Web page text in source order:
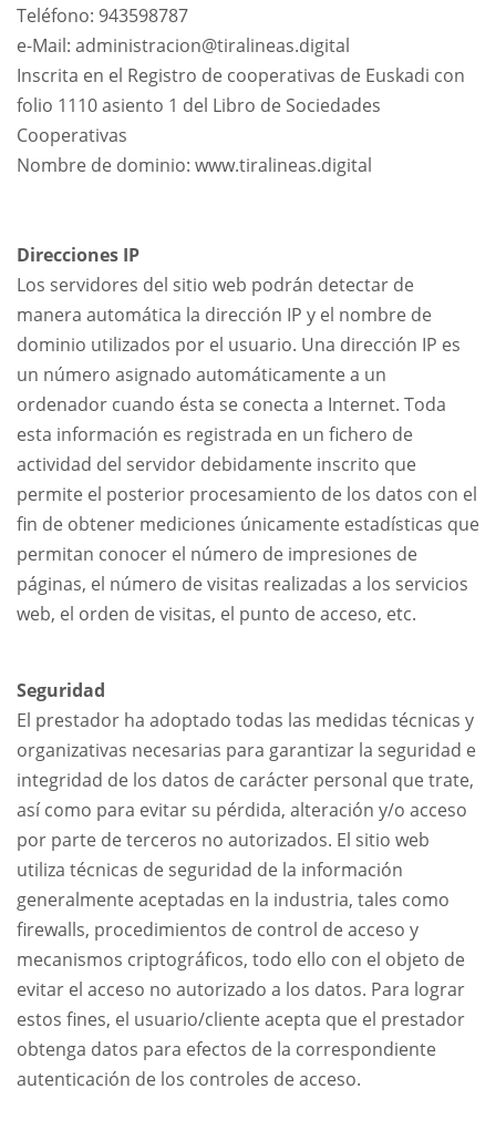
Teléfono: 943598787
e-Mail: administracion@tiralineas.digital
Inscrita en el Registro de cooperativas de Euskadi con
folio 1110 asiento 1 del Libro de Sociedades
Cooperativas
Nombre de dominio: www.tiralineas.digital
Direcciones IP
Los servidores del sitio web podrán detectar de
manera automática la dirección IP y el nombre de
dominio utilizados por el usuario. Una dirección IP es
un número asignado automáticamente a un
ordenador cuando ésta se conecta a Internet. Toda
esta información es registrada en un fichero de
actividad del servidor debidamente inscrito que
permite el posterior procesamiento de los datos con el
fin de obtener mediciones únicamente estadísticas que
permitan conocer el número de impresiones de
páginas, el número de visitas realizadas a los servicios
web, el orden de visitas, el punto de acceso, etc.
Seguridad
El prestador ha adoptado todas las medidas técnicas y
organizativas necesarias para garantizar la seguridad e
integridad de los datos de carácter personal que trate,
así como para evitar su pérdida, alteración y/o acceso
por parte de terceros no autorizados. El sitio web
utiliza técnicas de seguridad de la información
generalmente aceptadas en la industria, tales como
firewalls, procedimientos de control de acceso y
mecanismos criptográficos, todo ello con el objeto de
evitar el acceso no autorizado a los datos. Para lograr
estos fines, el usuario/cliente acepta que el prestador
obtenga datos para efectos de la correspondiente
autenticación de los controles de acceso.